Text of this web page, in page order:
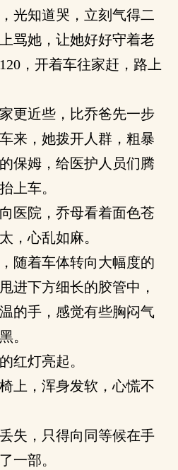
光知道哭，立刻气得二
骂她，让她好好守着老
，开着车往家赶，路上
更近些，比乔爸先一步
来，她拨开人群，粗暴
保姆，给医护人员们腾
上车。
医院，乔母看着面色苍
，心乱如麻。
随着车体转向大幅度的
进下方细长的胶管中，
的手，感觉有些胸闷气
。
红灯亮起。
上，浑身发软，心慌不
失，只得向同等候在手
一部。